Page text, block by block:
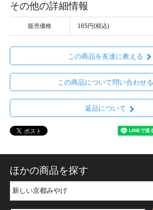
その他の詳細情報
販売価格 165円(税込)
この商品を友達に教える
この商品について問い合わせる
返品について
ほかの商品を探す